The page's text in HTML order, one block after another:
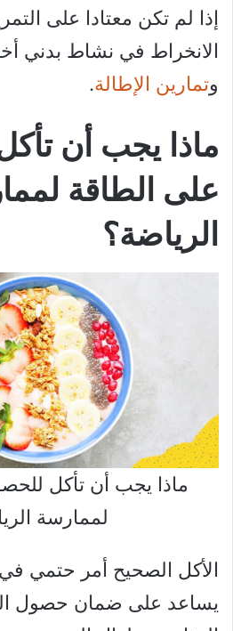
إذا لم تكن معتادا على
الانخراط في نشاط بدني
وتمارين الإطالة.
ماذا يجب أن
على الطاقة
الرياضة؟
ماذا يجب أن تأكل
لممارسة
الأكل الصحيح أمر حتمي
يساعد على ضمان حصول